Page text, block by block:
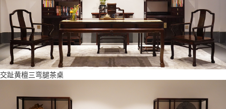
交趾黄檀三弯腿茶桌